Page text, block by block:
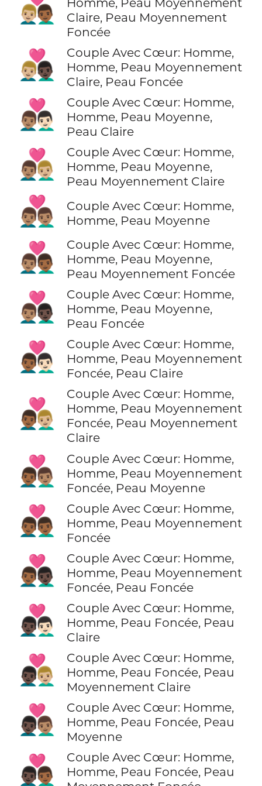
👨🏼‍❤️‍👨🏾
Claire, Peau Moyennement
Foncée
👨🏼‍❤️‍👨🏿
Couple Avec Cœur: Homme,
Homme, Peau Moyennement
Claire, Peau Foncée
👨🏽‍❤️‍👨🏻
Couple Avec Cœur: Homme,
Homme, Peau Moyenne,
Peau Claire
👨🏽‍❤️‍👨🏼
Couple Avec Cœur: Homme,
Homme, Peau Moyenne,
Peau Moyennement Claire
👨🏽‍❤️‍👨🏽
Couple Avec Cœur: Homme,
Homme, Peau Moyenne
👨🏽‍❤️‍👨🏾
Couple Avec Cœur: Homme,
Homme, Peau Moyenne,
Peau Moyennement Foncée
👨🏽‍❤️‍👨🏿
Couple Avec Cœur: Homme,
Homme, Peau Moyenne,
Peau Foncée
👨🏾‍❤️‍👨🏻
Couple Avec Cœur: Homme,
Homme, Peau Moyennement
Foncée, Peau Claire
👨🏾‍❤️‍👨🏼
Couple Avec Cœur: Homme,
Homme, Peau Moyennement
Foncée, Peau Moyennement
Claire
👨🏾‍❤️‍👨🏽
Couple Avec Cœur: Homme,
Homme, Peau Moyennement
Foncée, Peau Moyenne
👨🏾‍❤️‍👨🏾
Couple Avec Cœur: Homme,
Homme, Peau Moyennement
Foncée
👨🏾‍❤️‍👨🏿
Couple Avec Cœur: Homme,
Homme, Peau Moyennement
Foncée, Peau Foncée
👨🏿‍❤️‍👨🏻
Couple Avec Cœur: Homme,
Homme, Peau Foncée, Peau
Claire
👨🏿‍❤️‍👨🏼
Couple Avec Cœur: Homme,
Homme, Peau Foncée, Peau
Moyennement Claire
👨🏿‍❤️‍👨🏽
Couple Avec Cœur: Homme,
Homme, Peau Foncée, Peau
Moyenne
👨🏿‍❤️‍👨🏾
Couple Avec Cœur: Homme,
Homme, Peau Foncée, Peau